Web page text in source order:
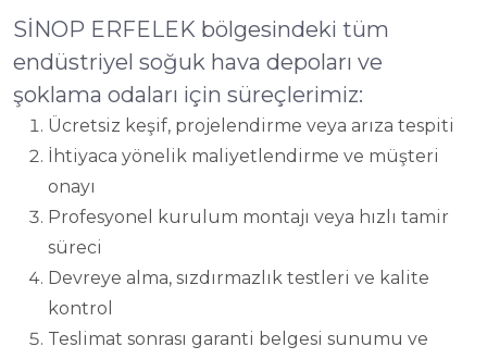
SİNOP ERFELEK bölgesindeki tüm
endüstriyel soğuk hava depoları ve
şoklama odaları için süreçlerimiz:
Ücretsiz keşif, projelendirme veya arıza tespiti
İhtiyaca yönelik maliyetlendirme ve müşteri
onayı
Profesyonel kurulum montajı veya hızlı tamir
süreci
Devreye alma, sızdırmazlık testleri ve kalite
kontrol
Teslimat sonrası garanti belgesi sunumu ve